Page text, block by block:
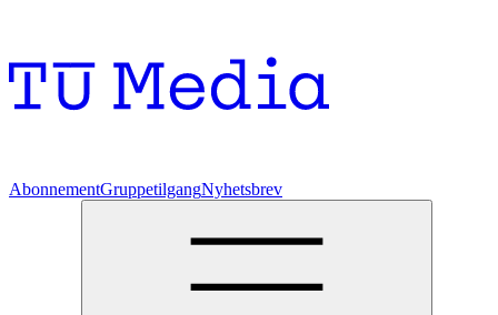
AbonnementGruppetilgangNyhetsbrev